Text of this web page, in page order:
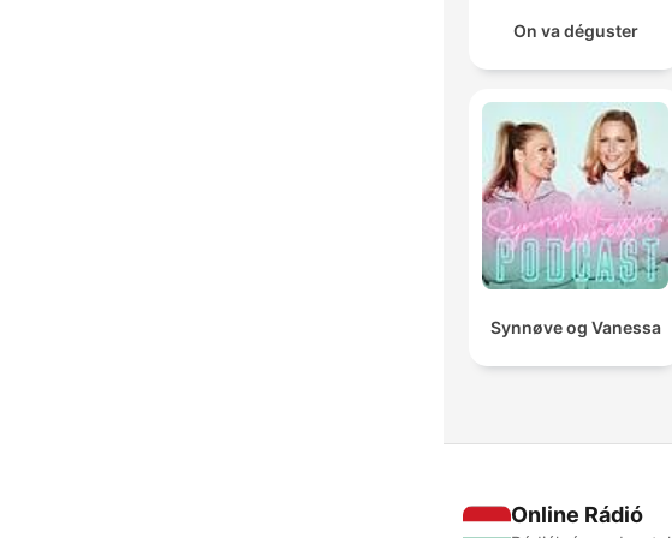
On va déguster
Synnøve og Vanessa
Online Rádió